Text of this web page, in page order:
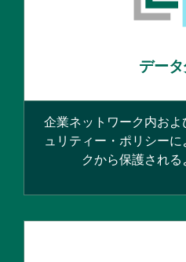
デー
企業ネットワーク内お
ュリティー・ポリシー
クから保護される